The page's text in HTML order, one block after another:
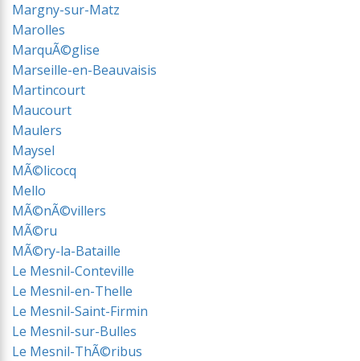
Margny-sur-Matz
Marolles
MarquÃ©glise
Marseille-en-Beauvaisis
Martincourt
Maucourt
Maulers
Maysel
MÃ©licocq
Mello
MÃ©nÃ©villers
MÃ©ru
MÃ©ry-la-Bataille
Le Mesnil-Conteville
Le Mesnil-en-Thelle
Le Mesnil-Saint-Firmin
Le Mesnil-sur-Bulles
Le Mesnil-ThÃ©ribus